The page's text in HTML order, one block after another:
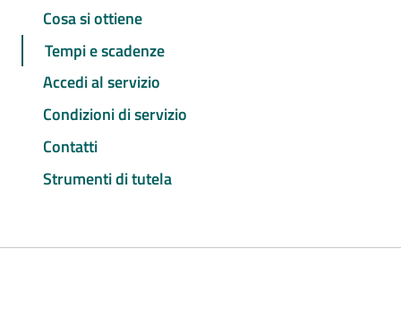
Cosa si ottiene
Tempi e scadenze
Accedi al servizio
Condizioni di servizio
Contatti
Strumenti di tutela